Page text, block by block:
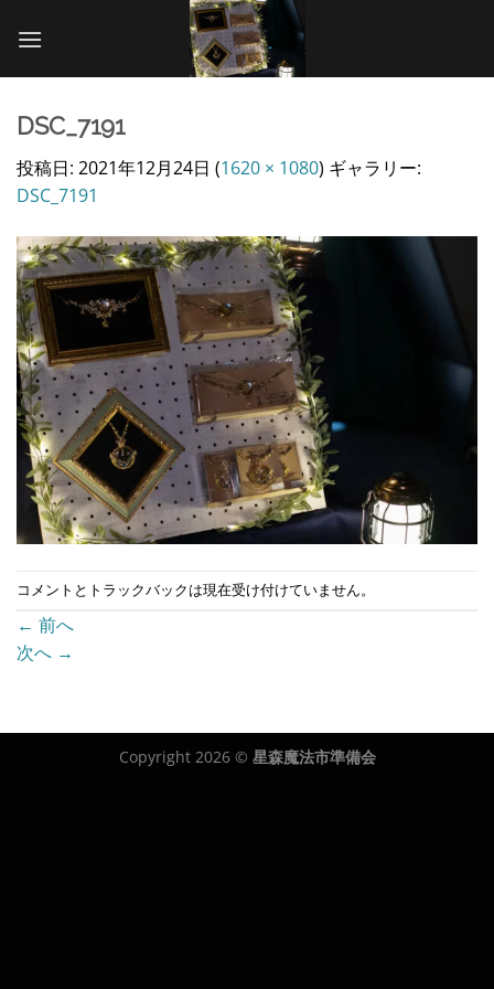
DSC_7191
投稿日: 2021年12月24日 (1620 × 1080) ギャラリー:
DSC_7191
コメントとトラックバックは現在受け付けていません。
← 前へ
次へ →
Copyright 2026 © 星森魔法市準備会